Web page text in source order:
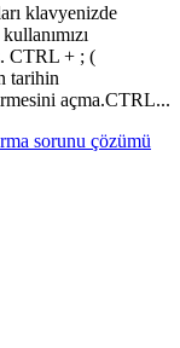
klavyenizde
CTRL + ; (
tarihin
açma.CTRL...